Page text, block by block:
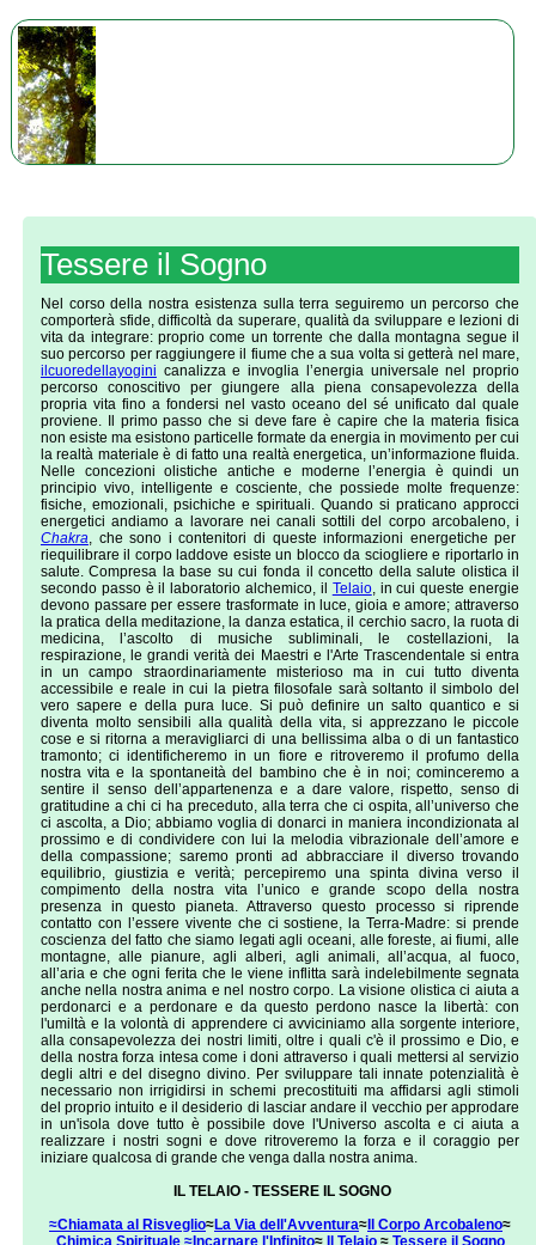
L'INTENTO
Non ho inventato “l’acqua calda”
tuttavia voglio trasmettere un sapere
già noto nella mia unicità ed esperienza
personale.
Siete voi a fare la scelta e questo è vero
sia che vi abbandoniate ad una foglia dell'albero,
come fece il Buddha,
o a un Maestro,
o al vostro stesso centro cosmico interiore.
L’energia di cui parlo e pratico non è una religione
e non richiede rituali legati ad atti di fede,
Bensì entrare in contatto
con la sorgente del proprio Sé,
togliersi la corazza
e vivere esprimendo il proprio potenziale creativo
di realizzazione.
La nostra vita sulla Terra
è una scuola che ci insegna che siamo anime
e non solo corpi fisici,
esistiamo da sempre in un grande mare di energia.
Non siamo in competizione con nessun'altra anima,
noi abbiamo il nostro cammino e loro hanno il loro.
Esiste solo un viaggio di gruppo creativo e cooperativo
verso la luce della consapevolezza.
Tessere il Sogno
Nel corso della nostra esistenza sulla terra seguiremo un percorso che
comporterà sfide, difficoltà da superare, qualità da sviluppare e lezioni di
vita da integrare: proprio come un torrente che dalla montagna segue il
suo percorso per raggiungere il fiume che a sua volta si getterà nel mare,
ilcuoredellayogini canalizza e invoglia l’energia universale nel proprio
percorso conoscitivo per giungere alla piena consapevolezza della
propria vita fino a fondersi nel vasto oceano del sé unificato dal quale
proviene. Il primo passo che si deve fare è capire che la materia fisica
non esiste ma esistono particelle formate da energia in movimento per cui
la realtà materiale è di fatto una realtà energetica, un’informazione fluida.
Nelle concezioni olistiche antiche e moderne l’energia è quindi un
principio vivo, intelligente e cosciente, che possiede molte frequenze:
fisiche, emozionali, psichiche e spirituali. Quando si praticano approcci
energetici andiamo a lavorare nei canali sottili del corpo arcobaleno, i
Chakra , che sono i contenitori di queste informazioni energetiche per
riequilibrare il corpo laddove esiste un blocco da sciogliere e riportarlo in
salute. Compresa la base su cui fonda il concetto della salute olistica il
secondo passo è il laboratorio alchemico, il Telaio, in cui queste energie
devono passare per essere trasformate in luce, gioia e amore; attraverso
la pratica della meditazione, la danza estatica, il cerchio sacro, la ruota di
medicina, l’ascolto di musiche subliminali, le costellazioni, la
respirazione, le grandi verità dei Maestri e l'Arte Trascendentale si entra
in un campo straordinariamente misterioso ma in cui tutto diventa
accessibile e reale in cui la pietra filosofale sarà soltanto il simbolo del
vero sapere e della pura luce. Si può definire un salto quantico e si
diventa molto sensibili alla qualità della vita, si apprezzano le piccole
cose e si ritorna a meravigliarci di una bellissima alba o di un fantastico
tramonto; ci identificheremo in un fiore e ritroveremo il profumo della
nostra vita e la spontaneità del bambino che è in noi; cominceremo a
sentire il senso dell’appartenenza e a dare valore, rispetto, senso di
gratitudine a chi ci ha preceduto, alla terra che ci ospita, all’universo che
ci ascolta, a Dio; abbiamo voglia di donarci in maniera incondizionata al
prossimo e di condividere con lui la melodia vibrazionale dell’amore e
della compassione; saremo pronti ad abbracciare il diverso trovando
equilibrio, giustizia e verità; percepiremo una spinta divina verso il
compimento della nostra vita l’unico e grande scopo della nostra
presenza in questo pianeta. Attraverso questo processo si riprende
contatto con l’essere vivente che ci sostiene, la Terra-Madre: si prende
coscienza del fatto che siamo legati agli oceani, alle foreste, ai fiumi, alle
montagne, alle pianure, agli alberi, agli animali, all’acqua, al fuoco,
all’aria e che ogni ferita che le viene inflitta sarà indelebilmente segnata
anche nella nostra anima e nel nostro corpo. La visione olistica ci aiuta a
perdonarci e a perdonare e da questo perdono nasce la libertà: con
l'umiltà e la volontà di apprendere ci avviciniamo alla sorgente interiore,
alla consapevolezza dei nostri limiti, oltre i quali c'è il prossimo e Dio, e
della nostra forza intesa come i doni attraverso i quali mettersi al servizio
degli altri e del disegno divino. Per sviluppare tali innate potenzialità è
necessario non irrigidirsi in schemi precostituiti ma affidarsi agli stimoli
del proprio intuito e il desiderio di lasciar andare il vecchio per approdare
in un'isola dove tutto è possibile dove l'Universo ascolta e ci aiuta a
realizzare i nostri sogni e dove ritroveremo la forza e il coraggio per
iniziare qualcosa di grande che venga dalla nostra anima.
IL TELAIO - TESSERE IL SOGNO
≈Chiamata al Risveglio≈La Via dell'Avventura≈Il Corpo Arcobaleno≈
Chimica Spirituale ≈Incarnare l'Infinito≈ Il Telaio ≈ Tessere il Sogno